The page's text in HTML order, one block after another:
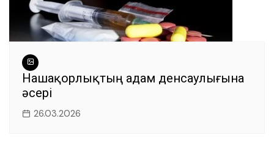
Нашақорлықтың адам денсаулығына
әсері
26.03.2026